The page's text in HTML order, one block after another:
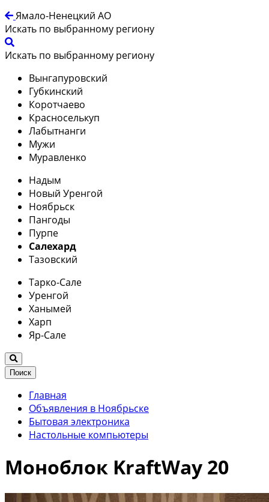
Ямало-Ненецкий АО
Искать по выбранному региону
Искать по выбранному региону
Вынгапуровский
Губкинский
Коротчаево
Красноселькуп
Лабытнанги
Мужи
Муравленко
Надым
Новый Уренгой
Ноябрьск
Пангоды
Пурпе
Салехард
Тазовский
Тарко-Сале
Уренгой
Ханымей
Харп
Яр-Сале
Поиск
Главная
Объявления в Ноябрьске
Бытовая электроника
Настольные компьютеры
Моноблок KraftWay 20